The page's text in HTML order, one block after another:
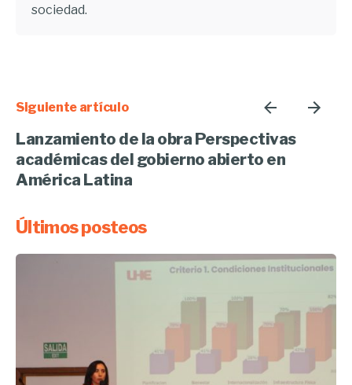
sociedad.
Siguiente artículo
Lanzamiento de la obra Perspectivas
académicas del gobierno abierto en
América Latina
Últimos posteos